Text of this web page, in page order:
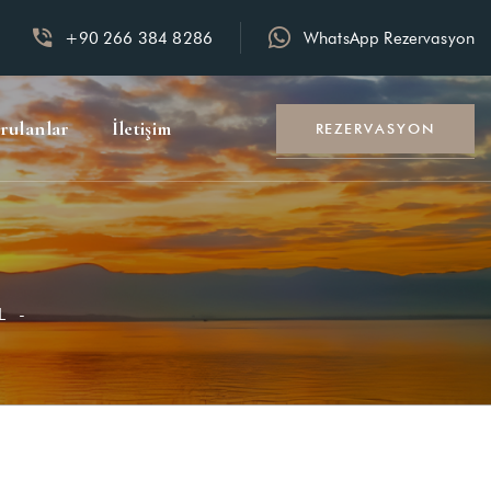
+90 266 384 8286 WhatsApp Rezervasyon
İletişim REZERVASYON
-